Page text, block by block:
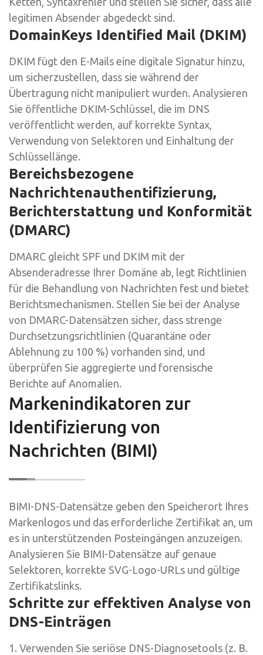
legitimen Absender abgedeckt sind.
DomainKeys Identified Mail (DKIM)
DKIM fügt den E-Mails eine digitale Signatur hinzu,
um sicherzustellen, dass sie während der
Übertragung nicht manipuliert wurden. Analysieren
Sie öffentliche DKIM-Schlüssel, die im DNS
veröffentlicht werden, auf korrekte Syntax,
Verwendung von Selektoren und Einhaltung der
Schlüssellänge.
Bereichsbezogene
Nachrichtenauthentifizierung,
Berichterstattung und Konformität
(DMARC)
DMARC gleicht SPF und DKIM mit der
Absenderadresse Ihrer Domäne ab, legt Richtlinien
für die Behandlung von Nachrichten fest und bietet
Berichtsmechanismen. Stellen Sie bei der Analyse
von DMARC-Datensätzen sicher, dass strenge
Durchsetzungsrichtlinien (Quarantäne oder
Ablehnung zu 100 %) vorhanden sind, und
überprüfen Sie aggregierte und forensische
Berichte auf Anomalien.
Markenindikatoren zur
Identifizierung von
Nachrichten (BIMI)
BIMI-DNS-Datensätze geben den Speicherort Ihres
Markenlogos und das erforderliche Zertifikat an, um
es in unterstützenden Posteingängen anzuzeigen.
Analysieren Sie BIMI-Datensätze auf genaue
Selektoren, korrekte SVG-Logo-URLs und gültige
Zertifikatslinks.
Schritte zur effektiven Analyse von
DNS-Einträgen
1. Verwenden Sie seriöse DNS-Diagnosetools (z. B.